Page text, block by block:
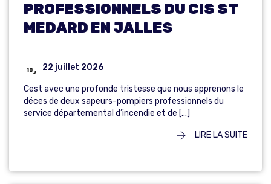
PROFESSIONNELS DU CIS ST
MEDARD EN JALLES
22 juillet 2026
Cest avec une profonde tristesse que nous apprenons le
déces de deux sapeurs-pompiers professionnels du
service départemental d’incendie et de […]
LIRE LA SUITE